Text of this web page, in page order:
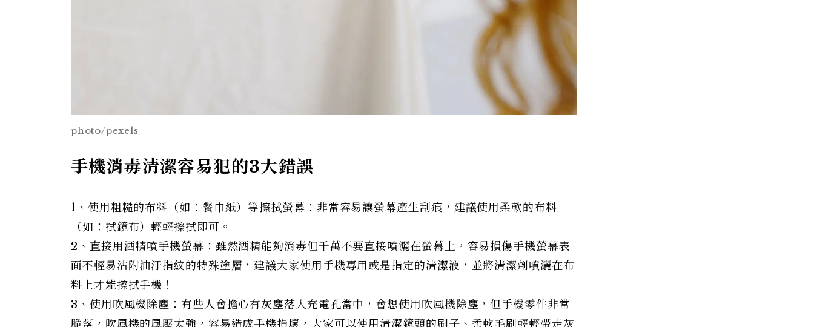
photo/pexels
手機消毒清潔容易犯的3大錯誤
1、使用粗糙的布料（如：餐巾紙）等擦拭螢幕：非常容易讓螢幕產生刮痕，建議使用柔軟的布料
（如：拭鏡布）輕輕擦拭即可。
2、直接用酒精噴手機螢幕：雖然酒精能夠消毒但千萬不要直接噴灑在螢幕上，容易損傷手機螢幕表
面不輕易沾附油汙指紋的特殊塗層，建議大家使用手機專用或是指定的清潔液，並將清潔劑噴灑在布
料上才能擦拭手機！
3、使用吹風機除塵：有些人會擔心有灰塵落入充電孔當中，會想使用吹風機除塵，但手機零件非常
脆落，吹風機的風壓太強，容易造成手機損壞，大家可以使用清潔鏡頭的刷子、柔軟毛刷輕輕帶走灰